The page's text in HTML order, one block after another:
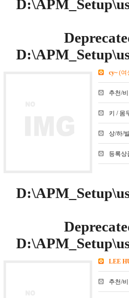
cy~ (여
추천/
키 / 몸
상/하/
등록상
LEE
추천/